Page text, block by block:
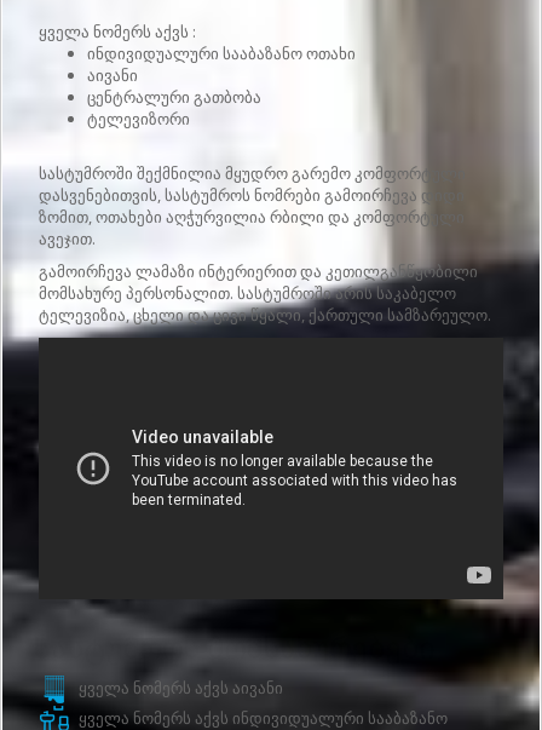
ყველა ნომერს აქვს :
ინდივიდუალური სააბაზანო ოთახი
აივანი
ცენტრალური გათბობა
ტელევიზორი
სასტუმროში შექმნილია მყუდრო გარემო კომფორტული
დასვენებითვის, სასტუმროს ნომრები გამოირჩევა დიდი
ზომით, ოთახები აღჭურვილია რბილი და კომფორტული
ავეჯით.
გამოირჩევა ლამაზი ინტერიერით და კეთილგანწყობილი
მომსახურე პერსონალით. სასტუმროში არის საკაბელო
ტელევიზია, ცხელი და ცივი წყალი, ქართული სამზარეულო.
Სასტუმროს მომსახურებები
ყველა ნომერს აქვს აივანი
ყველა ნომერს აქვს ინდივიდუალური სააბაზანო